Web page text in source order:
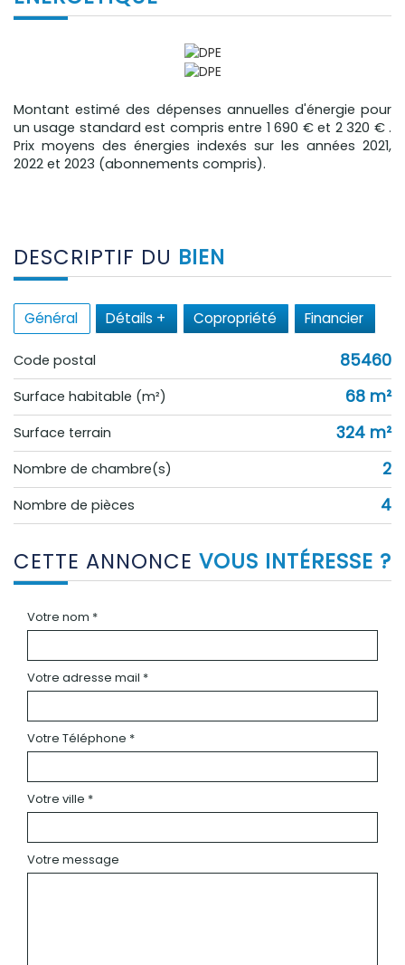
Montant estimé des dépenses annuelles d'énergie pour
un usage standard est compris entre 1 690 € et 2 320 € .
Prix moyens des énergies indexés sur les années 2021,
2022 et 2023 (abonnements compris).
DESCRIPTIF DU BIEN
Général Détails + Copropriété Financier
Code postal 85460
Surface habitable (m²) 68 m²
surface terrain 324 m²
Nombre de chambre(s) 2
Nombre de pièces 4
CETTE ANNONCE VOUS INTÉRESSE ?
Votre nom *
Votre adresse mail *
Votre Téléphone *
Votre ville *
Votre message